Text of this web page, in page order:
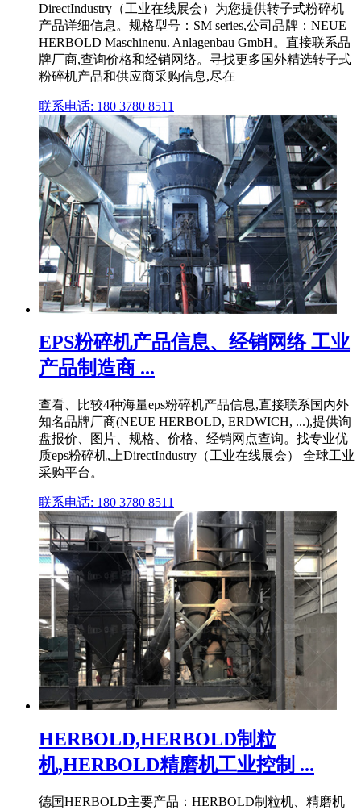
DirectIndustry（工业在线展会）为您提供转子式粉碎机
产品详细信息。规格型号：SM series,公司品牌：NEUE
HERBOLD Maschinenu. Anlagenbau GmbH。直接联系品
牌厂商,查询价格和经销网络。寻找更多国外精选转子式
粉碎机产品和供应商采购信息,尽在
联系电话: 180 3780 8511
EPS粉碎机产品信息、经销网络 工业
产品制造商 ...
查看、比较4种海量eps粉碎机产品信息,直接联系国内外
知名品牌厂商(NEUE HERBOLD, ERDWICH, ...),提供询
盘报价、图片、规格、价格、经销网点查询。找专业优
质eps粉碎机,上DirectIndustry（工业在线展会） 全球工业
采购平台。
联系电话: 180 3780 8511
HERBOLD,HERBOLD制粒
机,HERBOLD精磨机工业控制 ...
德国HERBOLD主要产品：HERBOLD制粒机、精磨机